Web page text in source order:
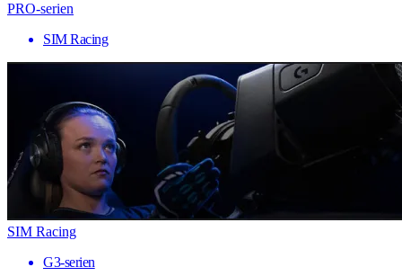
PRO-serien
SIM Racing
SIM Racing
G3-serien